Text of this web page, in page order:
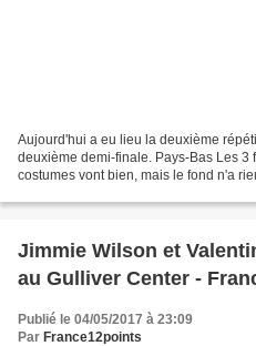
Aujourd'hui a eu lieu la deuxième
deuxième demi-finale. Pays-Bas Les 3
costumes vont bien, mais le fond n'a
Jimmie Wilson et
au Gulliver Center -
Publié le 04/05/2017 à 23:09
Par France12points